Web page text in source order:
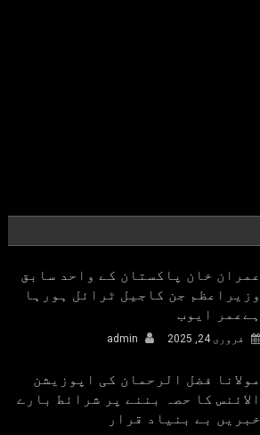
عمران خان پاکستان کے واحد سابق
وزیراعظم جن کاجیل ٹرائل ہورہا
ہےعمر ایوب
فروری 24, 2025 admin
مولانا فضل الرحمان کی اپوزیشن
الائنس کا حصہ بننے پر شرائط بارے
خبریں بے بنیاد قرار